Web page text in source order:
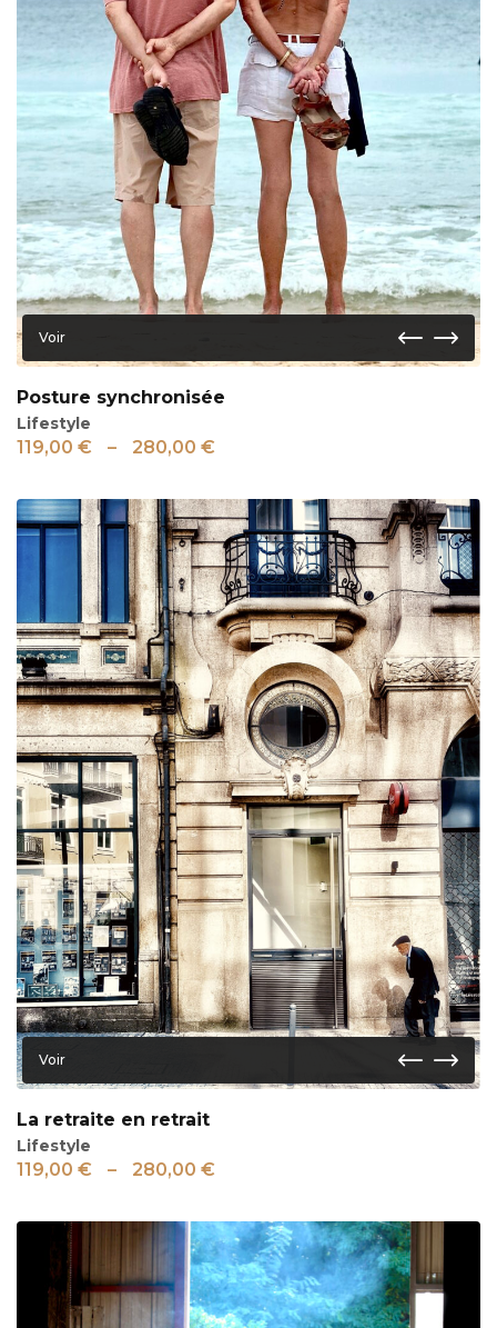
Voir
Posture synchronisée
Lifestyle
119,00 € – 280,00 €
Voir
La retraite en retrait
Lifestyle
119,00 € – 280,00 €